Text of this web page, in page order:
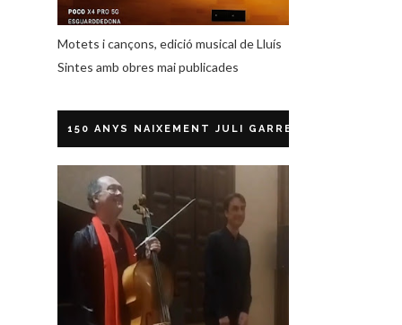
Motets i cançons, edició musical de Lluís
Sintes amb obres mai publicades
150 ANYS NAIXEMENT JULI GARRETA